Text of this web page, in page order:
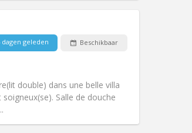
dagen geleden Beschikbaar
double) dans une belle villa
Salle de douche
gemeenschappelijk,
PBM:
Nee